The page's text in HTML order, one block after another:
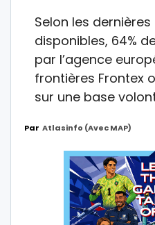
Selon les
disponibles, 64%
par l’agence
frontières Frontex
sur une base
Par Atlasinfo (avec MAP)